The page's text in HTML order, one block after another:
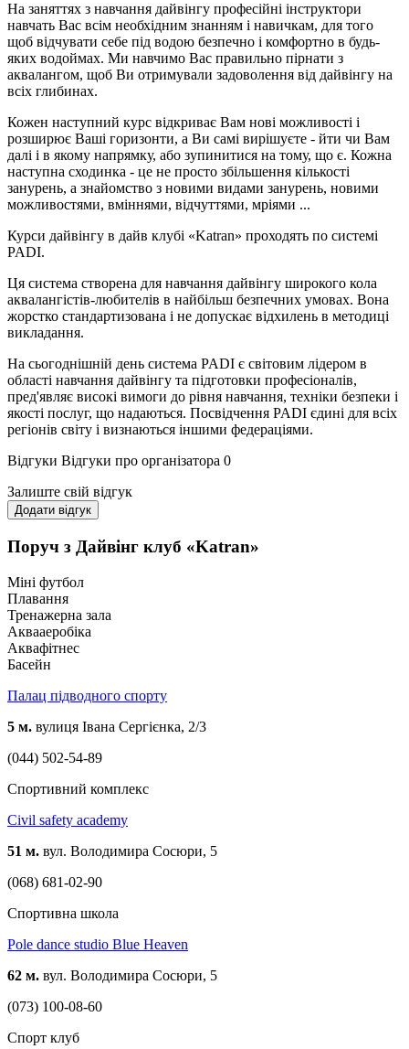
На заняттях з навчання дайвінгу професійні інструктори
навчать Вас всім необхідним знанням і навичкам, для того
щоб відчувати себе під водою безпечно і комфортно в будь-
яких водоймах. Ми навчимо Вас правильно пірнати з
аквалангом, щоб Ви отримували задоволення від дайвінгу на
всіх глибинах.
Кожен наступний курс відкриває Вам нові можливості і
розширює Ваші горизонти, а Ви самі вирішуєте - йти чи Вам
далі і в якому напрямку, або зупинитися на тому, що є. Кожна
наступна сходинка - це не просто збільшення кількості
занурень, а знайомство з новими видами занурень, новими
можливостями, вміннями, відчуттями, мріями ...
Курси дайвінгу в дайв клубі «Katran» проходять по системі
PADI.
Ця система створена для навчання дайвінгу широкого кола
аквалангістів-любителів в найбільш безпечних умовах. Вона
жорстко стандартизована і не допускає відхилень в методиці
викладання.
На сьогоднішній день система PADI є світовим лідером в
області навчання дайвінгу та підготовки професіоналів,
пред'являє високі вимоги до рівня навчання, техніки безпеки і
якості послуг, що надаються. Посвідчення PADI єдині для всіх
регіонів світу і визнаються іншими федераціями.
Відгуки Відгуки про організатора 0
Залиште свій відгук
Додати відгук
Поруч з Дайвінг клуб «Katran»
Міні футбол
Плавання
Тренажерна зала
Аквааеробіка
Аквафітнес
Басейн
Палац підводного спорту
5 м. вулиця Івана Сергієнка, 2/3
(044) 502-54-89
Спортивний комплекс
Сivil safety academy
51 м. вул. Володимира Сосюри, 5
(068) 681-02-90
Спортивна школа
Pole dance studio Blue Heaven
62 м. вул. Володимира Сосюри, 5
(073) 100-08-60
Спорт клуб